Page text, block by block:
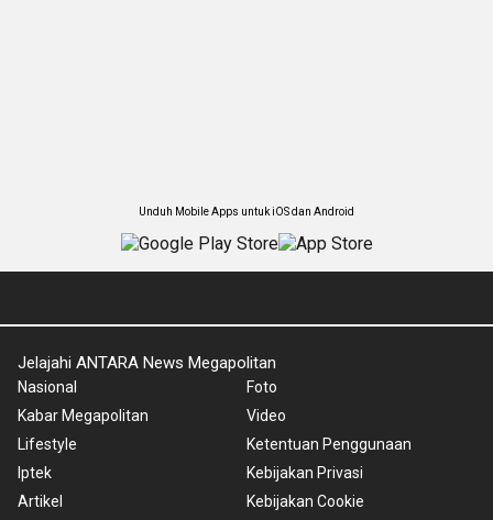
Unduh Mobile Apps untuk iOS dan Android
Jelajahi ANTARA News Megapolitan
Nasional
Kabar Megapolitan
Lifestyle
Iptek
Artikel
Foto
Video
Ketentuan Penggunaan
Kebijakan Privasi
Kebijakan Cookie